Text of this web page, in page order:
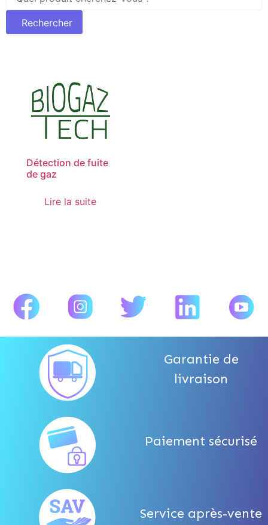
Détection de fuite
de gaz
Lire la suite
Garantie de
livraison
Paiement sécurisé
Service après-vente